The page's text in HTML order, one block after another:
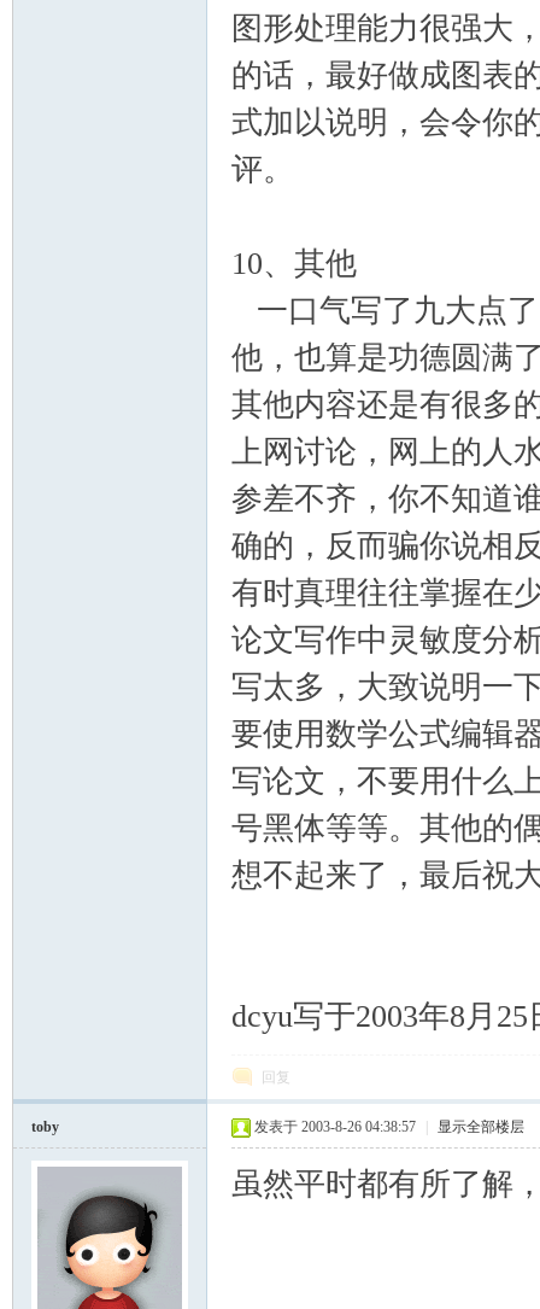
图形处理能力很强大
的话，最好做成图表
式加以说明，会令你
评。
10、其他
一口气写了九大点
他，也算是功德圆满
其他内容还是有很多
上网讨论，网上的人
参差不齐，你不知道
确的，反而骗你说相
有时真理往往掌握在
论文写作中灵敏度分
写太多，大致说明一
要使用数学公式编辑
写论文，不要用什么
号黑体等等。其他的
想不起来了，最后祝
dcyu写于2003年8月25
回复
toby 发表于 2003-8-26 04:38:57 显示全部楼层
虽然平时都有所了解